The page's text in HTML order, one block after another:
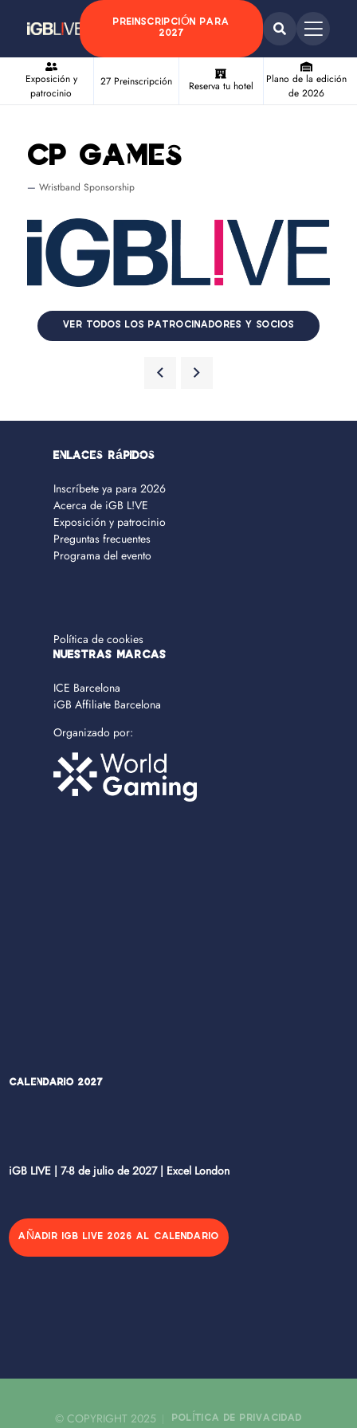
PREINSCRIPCIÓN PARA
2027
Exposición y
patrocinio
27 Preinscripción Reserva tu hotel
Plano de la edición
de 2026
CP Games
Wristband Sponsorship
VER TODOS LOS PATROCINADORES Y SOCIOS
Enlaces rápidos
Inscríbete ya para 2026
Acerca de iGB L!VE
Exposición y patrocinio
Preguntas frecuentes
Programa del evento
Política de cookies
NUESTRAS MARCAS
ICE Barcelona
iGB Affiliate Barcelona
Organizado por:
Calendario 2027
iGB LIVE | 7-8 de julio de 2027 | Excel London
AÑADIR IGB LIVE 2026 AL CALENDARIO
© COPYRIGHT 2025 POLÍTICA DE PRIVACIDAD